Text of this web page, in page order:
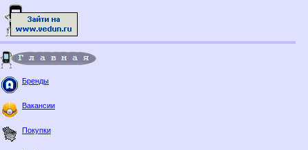
Бренды
Вакансии
Покупки